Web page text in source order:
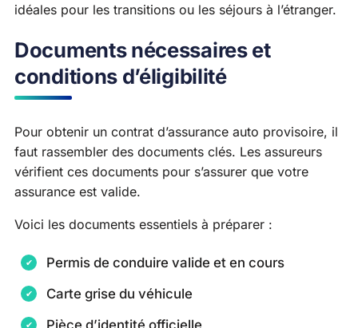
idéales pour les transitions ou les séjours à l’étranger.
Documents nécessaires et
conditions d’éligibilité
Pour obtenir un contrat d’assurance auto provisoire, il
faut rassembler des documents clés. Les assureurs
vérifient ces documents pour s’assurer que votre
assurance est valide.
Voici les documents essentiels à préparer :
Permis de conduire valide et en cours
Carte grise du véhicule